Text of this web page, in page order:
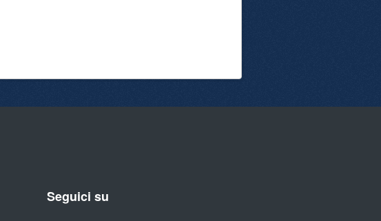
Seguici su